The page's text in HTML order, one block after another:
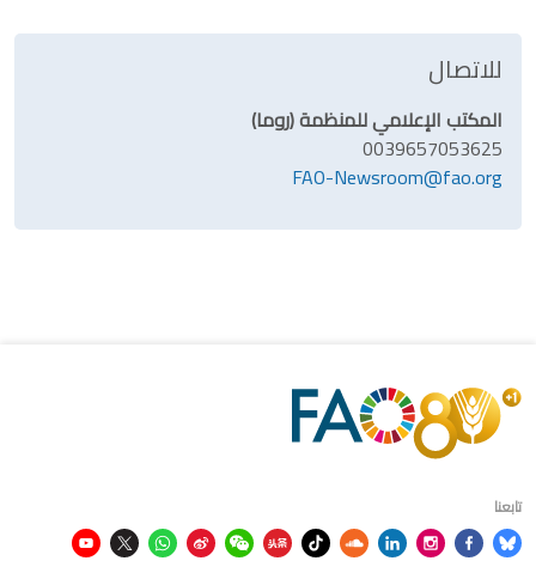
للاتصال
المكتب الإعلامي للمنظمة (روما)
0039657053625
FAO-Newsroom@fao.org
تابعنا